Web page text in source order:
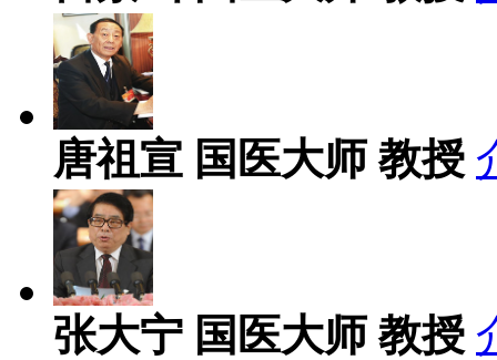
唐祖宣 国医大师 教授
张大宁 国医大师 教授